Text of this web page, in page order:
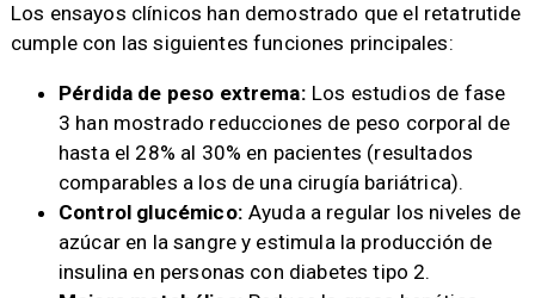
Los ensayos clínicos han demostrado que el retatrutide
cumple con las siguientes funciones principales:​
Pérdida de peso extrema: Los estudios de fase
3 han mostrado reducciones de peso corporal de
hasta el 28% al 30% en pacientes (resultados
comparables a los de una cirugía bariátrica).
Control glucémico: Ayuda a regular los niveles de
azúcar en la sangre y estimula la producción de
insulina en personas con diabetes tipo 2.